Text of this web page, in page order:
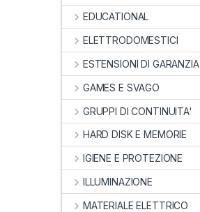
EDUCATIONAL
ELETTRODOMESTICI
ESTENSIONI DI GARANZIA
GAMES E SVAGO
GRUPPI DI CONTINUITA'
HARD DISK E MEMORIE
IGIENE E PROTEZIONE
ILLUMINAZIONE
MATERIALE ELETTRICO